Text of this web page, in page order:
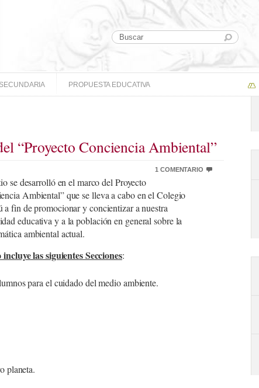
SECUNDARIA PROPUESTA EDUCATIVA
“Proyecto Conciencia Ambiental”
1 COMENTARIO
se desarrolló en el marco del Proyecto
Ambiental” que se lleva a cabo en el Colegio
a fin de promocionar y concientizar a nuestra
educativa y a la población en general sobre la
ambiental actual.
las siguientes Secciones:
para el cuidado del medio ambiente.
planeta.